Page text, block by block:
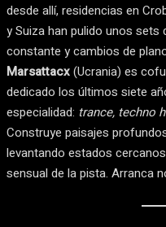
desde allí, residencias en
y Suiza han pulido unos sets
constante y cambios de
Marsattacx(Ucrania) es
dedicado los últimos siete
especialidad: trance, techno
Construye paisajes
levantando estados
sensual de la pista. Arranca